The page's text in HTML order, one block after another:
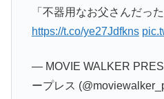
「不器用なお父さんだっ
https://t.co/ye27Jdfkns
— MOVIE WALKER
ープレス